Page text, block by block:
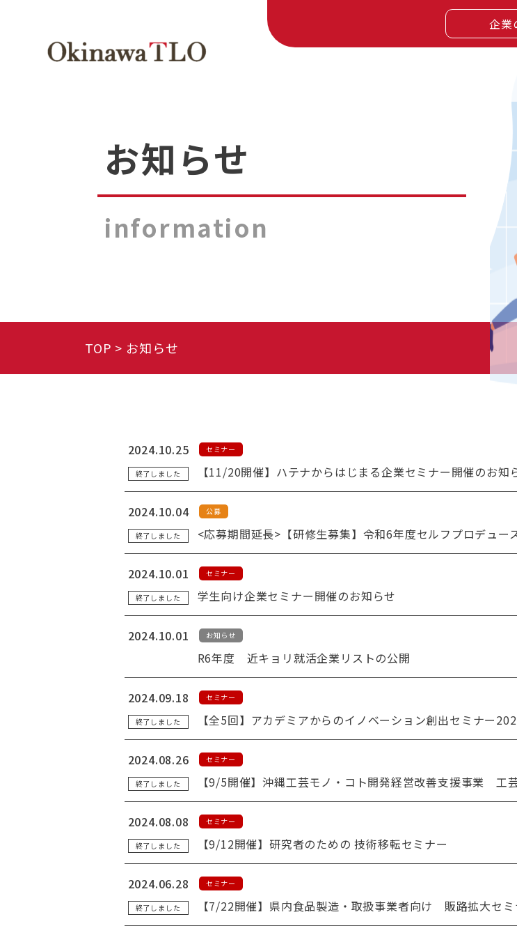
企業
お知らせ
information
TOP お知らせ
2024.10.25 セミナー
終了しました 【11/20開催】ハテナからはじまる企業セミナー開催のお知
2024.10.04 公募
終了しました <応募期間延長>【研修生募集】令和6年度セルフプロデュー
2024.10.01 セミナー
終了しました 学生向け企業セミナー開催のお知らせ
2024.10.01 お知らせ
R6年度 近キョリ就活企業リストの公開
2024.09.18 セミナー
終了しました 【全5回】アカデミアからのイノベーション創出セミナー
2024.08.26 セミナー
終了しました 【9/5開催】沖縄工芸モノ・コト開発経営改善支援事業 工
2024.08.08 セミナー
終了しました 【9/12開催】研究者のための 技術移転セミナー
2024.06.28 セミナー
終了しました 【7/22開催】県内食品製造・取扱事業者向け 販路拡大セ